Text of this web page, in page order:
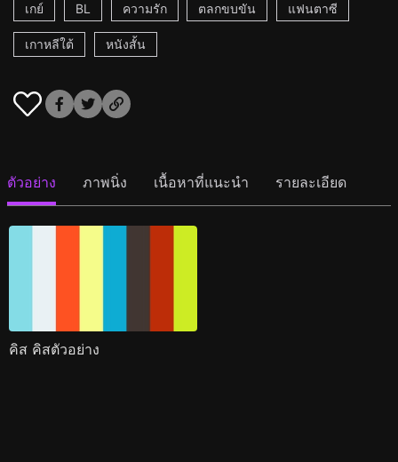
เกย์
BL ความรัก ตลกขบขัน แฟนตาซี
เกาหลีใต้ หนังสั้น
ตัวอย่าง ภาพนิ่ง เนื้อหาที่แนะนำ รายละเอียด
คิส คิสตัวอย่าง